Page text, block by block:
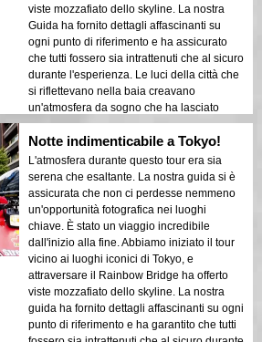
viste mozzafiato dello skyline. La nostra
Guida ha fornito dettagli affascinanti su
ogni punto di riferimento e ha assicurato
che tutti fossero sia intrattenuti che al sicuro
durante l'esperienza. Le luci della città che
si riflettevano nella baia creavano
un'atmosfera da sogno che ha lasciato
un'impressione duratura. Questo tour è
ideale per i visitatori alla prima esperienza
che vogliono un mix di avventura e
sightseeing. Il contrasto tra le strutture
moderne di Tokyo e le aree storiche è stato
splendidamente messo in mostra nelle luci
notturne. Consiglierei vivamente questo
tour a chiunque!
Notte indimenticabile a Tokyo!
L'atmosfera durante questo tour era sia
serena che esaltante. La nostra guida si è
assicurata che non ci perdesse nemmeno
un'opportunità fotografica nei luoghi
chiave. È stato un viaggio incredibile
dall'inizio alla fine. Abbiamo iniziato il tour
vicino ai luoghi iconici di Tokyo, e
attraversare il Rainbow Bridge ha offerto
viste mozzafiato dello skyline. La nostra
guida ha fornito dettagli affascinanti su ogni
punto di riferimento e ha garantito che tutti